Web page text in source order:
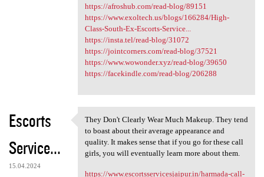
https://afroshub.com/read-blog/89151
https://www.exoltech.us/blogs/166284/High-
Class-South-Ex-Escorts-Service...
https://insta.tel/read-blog/31072
https://jointcorners.com/read-blog/37521
https://www.wowonder.xyz/read-blog/39650
https://facekindle.com/read-blog/206288
Escorts
Service...
15.04.2024
They Don't Clearly Wear Much
They Don't Clearly Wear Much Makeup. They tend
to boast about their average appearance and
quality. It makes sense that if you go for these call
girls, you will eventually learn more about them.
https://www.escortsservicesjaipur.in/harmada-call-